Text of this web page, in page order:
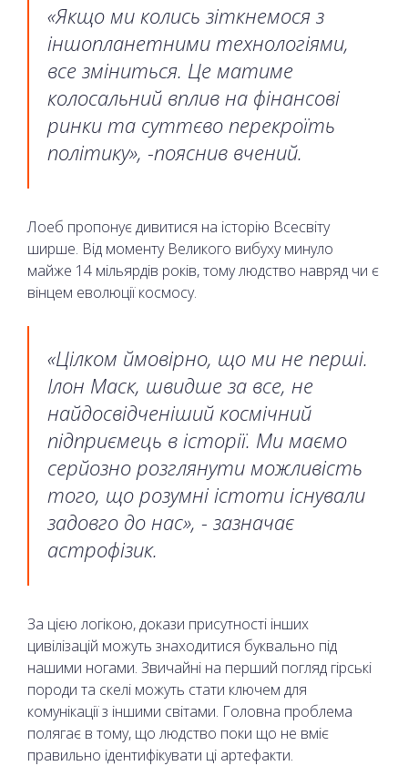
«Якщо ми колись зіткнемося з
іншопланетними технологіями,
все зміниться. Це матиме
колосальний вплив на фінансові
ринки та суттєво перекроїть
політику», -пояснив вчений.
Лоеб пропонує дивитися на історію Всесвіту
ширше. Від моменту Великого вибуху минуло
майже 14 мільярдів років, тому людство навряд чи є
вінцем еволюції космосу.
«Цілком ймовірно, що ми не перші.
Ілон Маск, швидше за все, не
найдосвідченіший космічний
підприємець в історії. Ми маємо
серйозно розглянути можливість
того, що розумні істоти існували
задовго до нас», - зазначає
астрофізик.
За цією логікою, докази присутності інших
цивілізацій можуть знаходитися буквально під
нашими ногами. Звичайні на перший погляд гірські
породи та скелі можуть стати ключем для
комунікації з іншими світами. Головна проблема
полягає в тому, що людство поки що не вміє
правильно ідентифікувати ці артефакти.